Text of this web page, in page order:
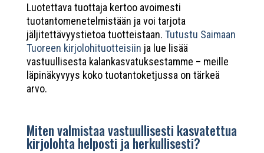
Luotettava tuottaja kertoo avoimesti
tuotantomenetelmistään ja voi tarjota
jäljitettävyystietoa tuotteistaan. Tutustu Saimaan
Tuoreen kirjolohituotteisiin ja lue lisää
vastuullisesta kalankasvatuksestamme – meille
läpinäkyvyys koko tuotantoketjussa on tärkeä
arvo.
Miten valmistaa vastuullisesti kasvatettua
kirjolohta helposti ja herkullisesti?